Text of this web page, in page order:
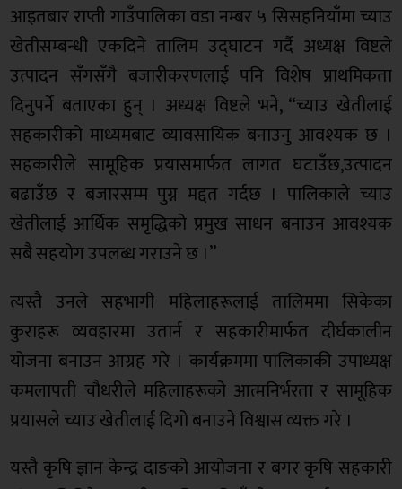
आइतबार राप्ती गाउँपालिका वडा नम्बर ५ सिसहनियाँमा च्याउ
खेतीसम्बन्धी एकदिने तालिम उद्घाटन गर्दै अध्यक्ष विष्टले
उत्पादन सँगसँगै बजारीकरणलाई पनि विशेष प्राथमिकता
दिनुपर्ने बताएका हुन् । अध्यक्ष विष्टले भने, “च्याउ खेतीलाई
सहकारीको माध्यमबाट व्यावसायिक बनाउनु आवश्यक छ ।
सहकारीले सामूहिक प्रयासमार्फत लागत घटाउँछ,उत्पादन
बढाउँछ र बजारसम्म पुग्न मद्दत गर्दछ । पालिकाले च्याउ
खेतीलाई आर्थिक समृद्धिको प्रमुख साधन बनाउन आवश्यक
सबै सहयोग उपलब्ध गराउने छ ।”
त्यस्तै उनले सहभागी महिलाहरूलाई तालिममा सिकेका
कुराहरू व्यवहारमा उतार्न र सहकारीमार्फत दीर्घकालीन
योजना बनाउन आग्रह गरे । कार्यक्रममा पालिकाकी उपाध्यक्ष
कमलापती चौधरीले महिलाहरूको आत्मनिर्भरता र सामूहिक
प्रयासले च्याउ खेतीलाई दिगो बनाउने विश्वास व्यक्त गरे ।
यस्तै कृषि ज्ञान केन्द्र दाङको आयोजना र बगर कृषि सहकारी